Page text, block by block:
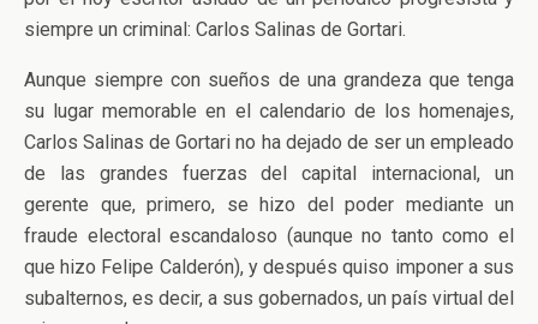
siempre un criminal: Carlos Salinas de Gortari.
Aunque siempre con sueños de una grandeza que tenga
su lugar memorable en el calendario de los homenajes,
Carlos Salinas de Gortari no ha dejado de ser un empleado
de las grandes fuerzas del capital internacional, un
gerente que, primero, se hizo del poder mediante un
fraude electoral escandaloso (aunque no tanto como el
que hizo Felipe Calderón), y después quiso imponer a sus
subalternos, es decir, a sus gobernados, un país virtual del